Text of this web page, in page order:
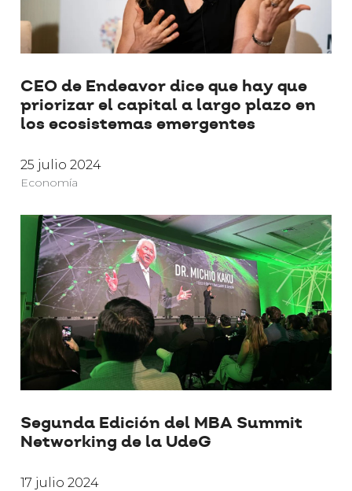
CEO de Endeavor dice que hay que
priorizar el capital a largo plazo en
los ecosistemas emergentes
25 julio 2024
Economía
Segunda Edición del MBA Summit
Networking de la UdeG
17 julio 2024